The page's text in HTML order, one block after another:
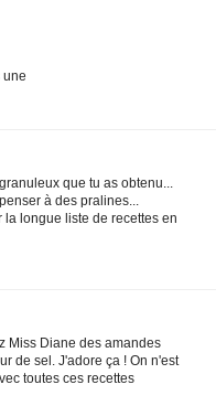
une
que tu as obtenu...
à des pralines...
longue liste de recettes en
Miss Diane des amandes
de sel. J'adore ça ! On n'est
toutes ces recettes